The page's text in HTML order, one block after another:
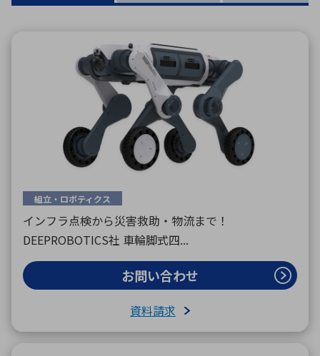
環境構築・開発システム
半導体・電子部品小ロット
組立・ロボティクス
インフラ点検から災害救助・物流まで！
DEEPROBOTICS社 車輪脚式四...
お問い合わせ
資料請求